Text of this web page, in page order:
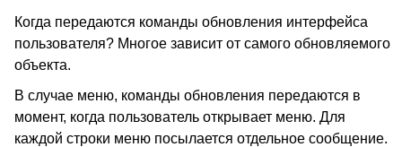
Когда передаются команды обновления интерфейса
пользователя? Многое зависит от самого обновляемого
объекта.
В случае меню, команды обновления передаются в
момент, когда пользователь открывает меню. Для
каждой строки меню посылается отдельное сообщение.